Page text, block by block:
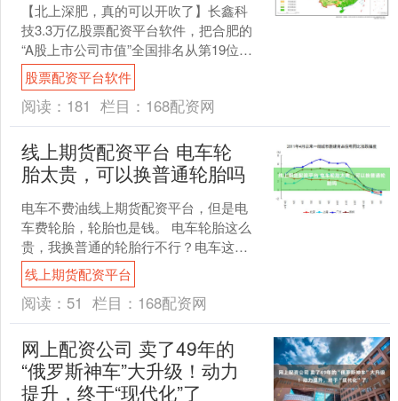
【北上深肥，真的可以开吹了】长鑫科
技3.3万亿股票配资平台软件，把合肥的
“A股上市公司市值”全国排名从第19位直
接提升15位，一举超过苏州、杭州、无
锡、成都、广....
股票配资平台软件
阅读： 181 栏目： 168配资网
线上期货配资平台 电车轮
胎太贵，可以换普通轮胎吗
电车不费油线上期货配资平台，但是电
车费轮胎，轮胎也是钱。 电车轮胎这么
贵，我换普通的轮胎行不行？电车这么
重，换了其他轮胎，它会不会出问题？
01 电车确实可以用....
线上期货配资平台
阅读： 51 栏目： 168配资网
网上配资公司 卖了49年的
“俄罗斯神车”大升级！动力
提升，终于“现代化”了